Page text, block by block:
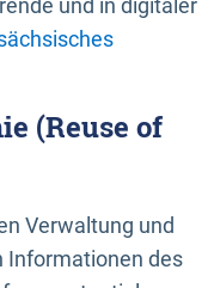
und in digitaler
(Reuse of
Verwaltung und
Informationen des